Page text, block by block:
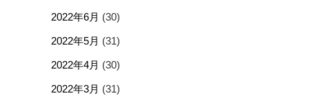
2022年6月 (30)
2022年5月 (31)
2022年4月 (30)
2022年3月 (31)